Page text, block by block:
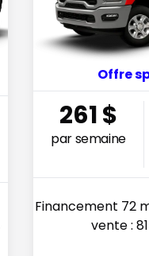
Offre
261$
par semaine
Financement 72
vente :